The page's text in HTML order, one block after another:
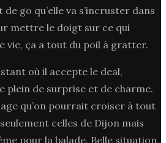
go qu’elle va s’incruster dans
mettre le doigt sur ce qui
vie, ça a tout du poil à gratter.
où il accepte le deal,
plein de surprise et de charme.
qu’on pourrait croiser à tout
celles de Dijon mais
pour la balade. Belle situation,